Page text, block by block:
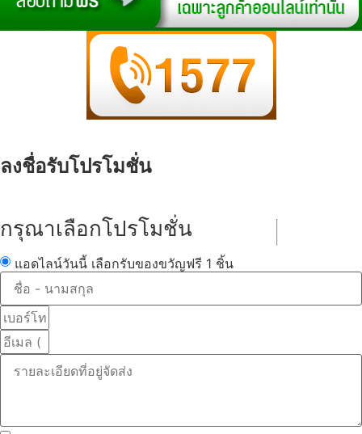
ลงชื่อรับโปรโมชั่น
กรุณาเลือกโปรโมชั่น
แอดไลน์วันนี้ เลือกรับของขวัญฟรี 1 ชิ้น